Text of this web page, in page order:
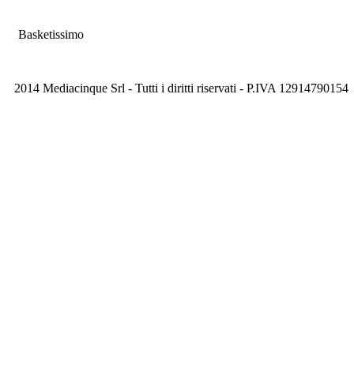
Basketissimo
2014 Mediacinque Srl - Tutti i diritti riservati - P.IVA 12914790154